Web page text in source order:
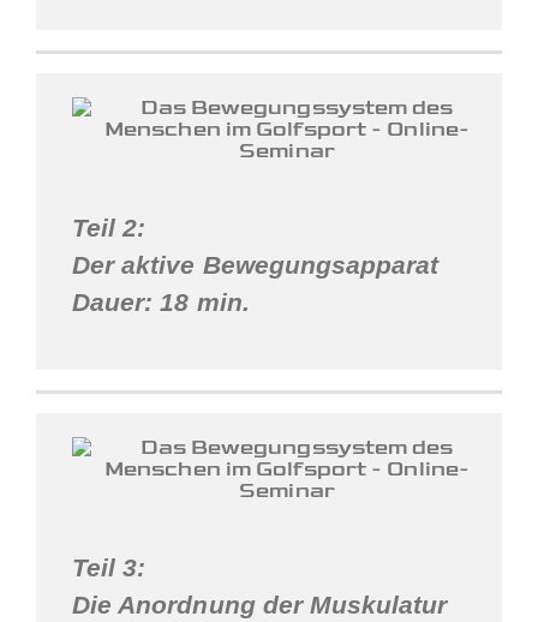
Teil 2:
Der aktive Bewegungsapparat
Dauer: 18 min.
Teil 3:
Die Anordnung der Muskulatur